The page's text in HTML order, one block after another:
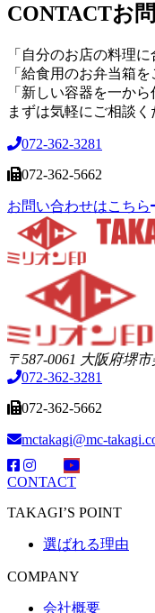
CONTACTお
「自分のお店の料理
「給食用のお弁当箱
「新しい容器を一か
まずは気軽にご相談く
072-362-3281
072-362-5662
お問い合わせはこちら
〒587-0061 大阪府堺
072-362-3281
072-362-5662
mctakagi@mc-
CONTACT
TAKAGI’S POINT
選ばれる理由
COMPANY
会社概要